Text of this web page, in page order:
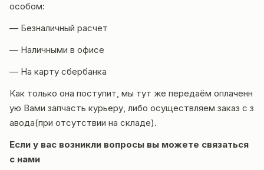
особом:
— Безналичный расчет
— Наличными в офисе
— На карту сбербанка
Как только она поступит, мы тут же передаём оплаченн
ую Вами запчасть курьеру, либо осуществляем заказ с з
авода(при отсутствии на складе).
Если у вас возникли вопросы вы можете связаться
с нами